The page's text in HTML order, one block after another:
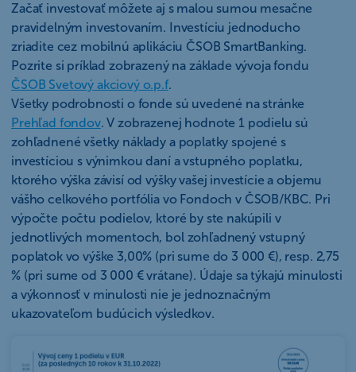
Začať investovať môžete aj s malou sumou mesačne
pravidelným investovaním. Investíciu jednoducho
zriadite cez mobilnú aplikáciu ČSOB SmartBanking.
Pozrite si príklad zobrazený na základe vývoja fondu
ČSOB Svetový akciový o.p.f.
Všetky podrobnosti o fonde sú uvedené na stránke
Prehľad fondov. V zobrazenej hodnote 1 podielu sú
zohľadnené všetky náklady a poplatky spojené s
investíciou s výnimkou daní a vstupného poplatku,
ktorého výška závisí od výšky vašej investície a objemu
vášho celkového portfólia vo Fondoch v ČSOB/KBC. Pri
výpočte počtu podielov, ktoré by ste nakúpili v
jednotlivých momentoch, bol zohľadnený vstupný
poplatok vo výške 3,00% (pri sume do 3 000 €), resp. 2,75
% (pri sume od 3 000 € vrátane). Údaje sa týkajú minulosti
a výkonnosť v minulosti nie je jednoznačným
ukazovateľom budúcich výsledkov.